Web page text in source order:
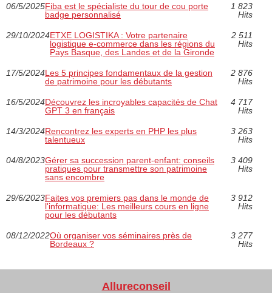
06/5/2025Fiba est le spécialiste du tour de cou porte
badge personnalisé
1 823
Hits
29/10/2024ETXE LOGISTIKA : Votre partenaire
logistique e-commerce dans les régions du
Pays Basque, des Landes et de la Gironde
2 511
Hits
17/5/2024Les 5 principes fondamentaux de la gestion
de patrimoine pour les débutants
2 876
Hits
16/5/2024Découvrez les incroyables capacités de Chat
GPT 3 en français
4 717
Hits
14/3/2024Rencontrez les experts en PHP les plus
talentueux
3 263
Hits
04/8/2023Gérer sa succession parent-enfant: conseils
pratiques pour transmettre son patrimoine
sans encombre
3 409
Hits
29/6/2023Faites vos premiers pas dans le monde de
l'informatique: Les meilleurs cours en ligne
pour les débutants
3 912
Hits
08/12/2022Où organiser vos séminaires près de
Bordeaux ?
3 277
Hits
Allureconseil